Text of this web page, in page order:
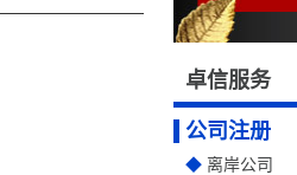
卓信服务
公司注册
离岸公司